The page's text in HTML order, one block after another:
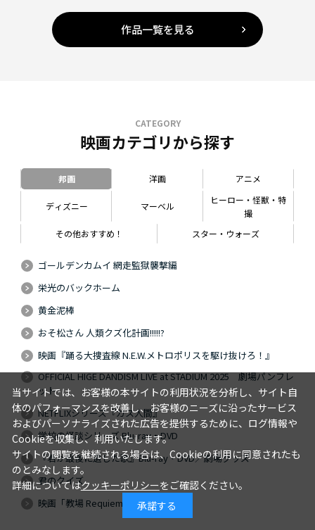
作品一覧を見る
CATEGORY
映画カテゴリから探す
邦画 洋画 アニメ
ディズニー マーベル
ヒーロー・怪獣・特
撮
その他おすすめ！
スター・ウォーズ
ゴールデンカムイ 網走監獄襲撃編
栄光のバックホーム
黄金泥棒
おそ松さん 人類クズ化計画!!!!!?
映画『踊る大捜査線 N.E.W.メトロポリスを駆け抜けろ！』
OFFICIAL HIGE DANDISM LIVE at STADIUM 2025 劇場パンフレ
ット
NETFLIXシリーズ『ガス人間』
学校の怪談シリーズ Blu-ray・DVD
『君が最後に遺した歌』Blu-ray・DVD／劇場グッズ
君のクイズ
映画「教場 Requiem」
当サイトでは、お客様の本サイトの利用状況を分析し、サイト自
体のパフォーマンスを改善し、お客様のニーズに沿ったサービス
およびパーソナライズされた広告を提供するために、ログ情報や
Cookieを収集し、利用いたします。
サイトの閲覧を継続される場合は、Cookieの利用に同意されたも
のとみなします。
詳細についてはクッキーポリシーをご確認ください。
承諾する